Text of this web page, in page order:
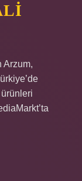
Arzum,